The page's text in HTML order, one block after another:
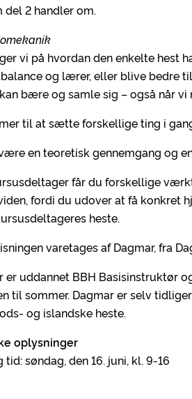
del 2 handler om.
vi på hvordan den enkelte hest
og lærer, eller blive bedre
bære og samle sig – også når vi
til at sætte forskellige ting i
en teoretisk gennemgang og
får du forskellige
fordi du udover at få konkret
heste.
varetages af Dagmar, fra
er uddannet BBH Basisinstruktør
til sommer. Dagmar er selv
og islandske heste.
oplysninger
tid: søndag, den 16. juni, kl. 9-16